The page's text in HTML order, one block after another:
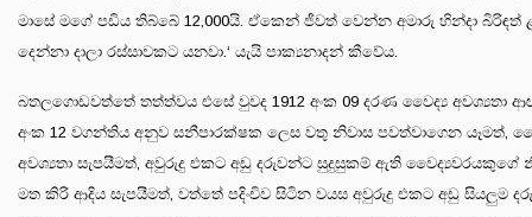
මාසේ මගේ පඩිය තිබ්බේ 12,000යි. ඒකෙන් ජීවත් වෙන්න අමාරු හින්දා බිරිඳත්
දෙන්නා දාලා රස්සාවකට යනවා.‘ යැයි පාක්‍යනාදන් කීවේය.
බතලගොඩවත්තේ තත්ත්වය එසේ වුවද 1912 අංක 09 දරණ වෛද්‍ය අවශ්‍යතා
අංක 12 වගන්තිය අනුව සනීපාරක්ෂක ලෙස වතු නිවාස පවත්වාගෙන යෑමත්,
අවශ්‍යතා සැපයීමත්, අවුරුදු එකට අඩු දරුවන්ට සුදුසුකම් ඇති වෛද්‍යවරයකුගේ
මත කිරි ආදිය සැපයීමත්, වත්තේ පදිංචිව සිටින වයස අවුරුදු එකට අඩු සියලුම